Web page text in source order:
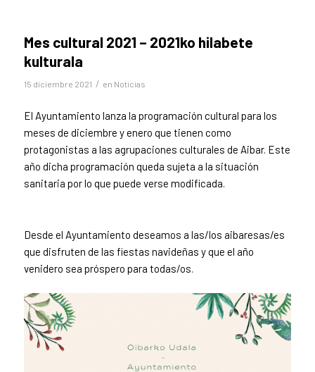
Mes cultural 2021 – 2021ko hilabete
kulturala
15 diciembre 2021 / en Noticias
El Ayuntamiento lanza la programación cultural para los
meses de diciembre y enero que tienen como
protagonistas a las agrupaciones culturales de Aibar. Este
año dicha programación queda sujeta a la situación
sanitaria por lo que puede verse modificada.
Desde el Ayuntamiento deseamos a las/los aibaresas/es
que disfruten de las fiestas navideñas y que el año
venidero sea próspero para todas/os.